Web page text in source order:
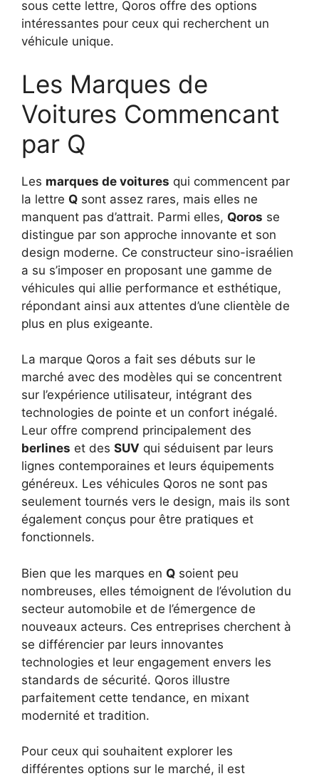
sous cette lettre, Qoros offre des options
intéressantes pour ceux qui recherchent un
véhicule unique.
Les Marques de
Voitures Commencant
par Q
Les marques de voitures qui commencent par
la lettre Q sont assez rares, mais elles ne
manquent pas d’attrait. Parmi elles, Qoros se
distingue par son approche innovante et son
design moderne. Ce constructeur sino-israélien
a su s’imposer en proposant une gamme de
véhicules qui allie performance et esthétique,
répondant ainsi aux attentes d’une clientèle de
plus en plus exigeante.
La marque Qoros a fait ses débuts sur le
marché avec des modèles qui se concentrent
sur l’expérience utilisateur, intégrant des
technologies de pointe et un confort inégalé.
Leur offre comprend principalement des
berlines et des SUV qui séduisent par leurs
lignes contemporaines et leurs équipements
généreux. Les véhicules Qoros ne sont pas
seulement tournés vers le design, mais ils sont
également conçus pour être pratiques et
fonctionnels.
Bien que les marques en Q soient peu
nombreuses, elles témoignent de l’évolution du
secteur automobile et de l’émergence de
nouveaux acteurs. Ces entreprises cherchent à
se différencier par leurs innovantes
technologies et leur engagement envers les
standards de sécurité. Qoros illustre
parfaitement cette tendance, en mixant
modernité et tradition.
Pour ceux qui souhaitent explorer les
différentes options sur le marché, il est